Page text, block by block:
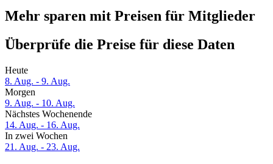
Mehr sparen mit Preisen für Mitglieder
Überprüfe die Preise für diese Daten
Heute
8. Aug. - 9. Aug.
Morgen
9. Aug. - 10. Aug.
Nächstes Wochenende
14. Aug. - 16. Aug.
In zwei Wochen
21. Aug. - 23. Aug.